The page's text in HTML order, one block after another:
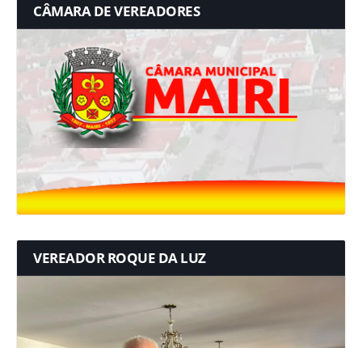
CÂMARA DE VEREADORES
VEREADOR ROQUE DA LUZ